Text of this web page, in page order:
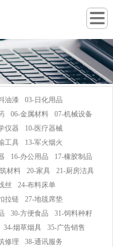
油漆
03-日化用品
06-金属材料
07-机械设备
仪器
10-医疗器械
工具
13-军火烟火
16-办公用品
17-橡胶制品
材料 20-家具
21-厨房洁具
丝
24-布料床单
拉链
27-地毯席垫
30-方便食品
31-饲料种籽
34-烟草烟具
35-广告销售
修理
38-通讯服务